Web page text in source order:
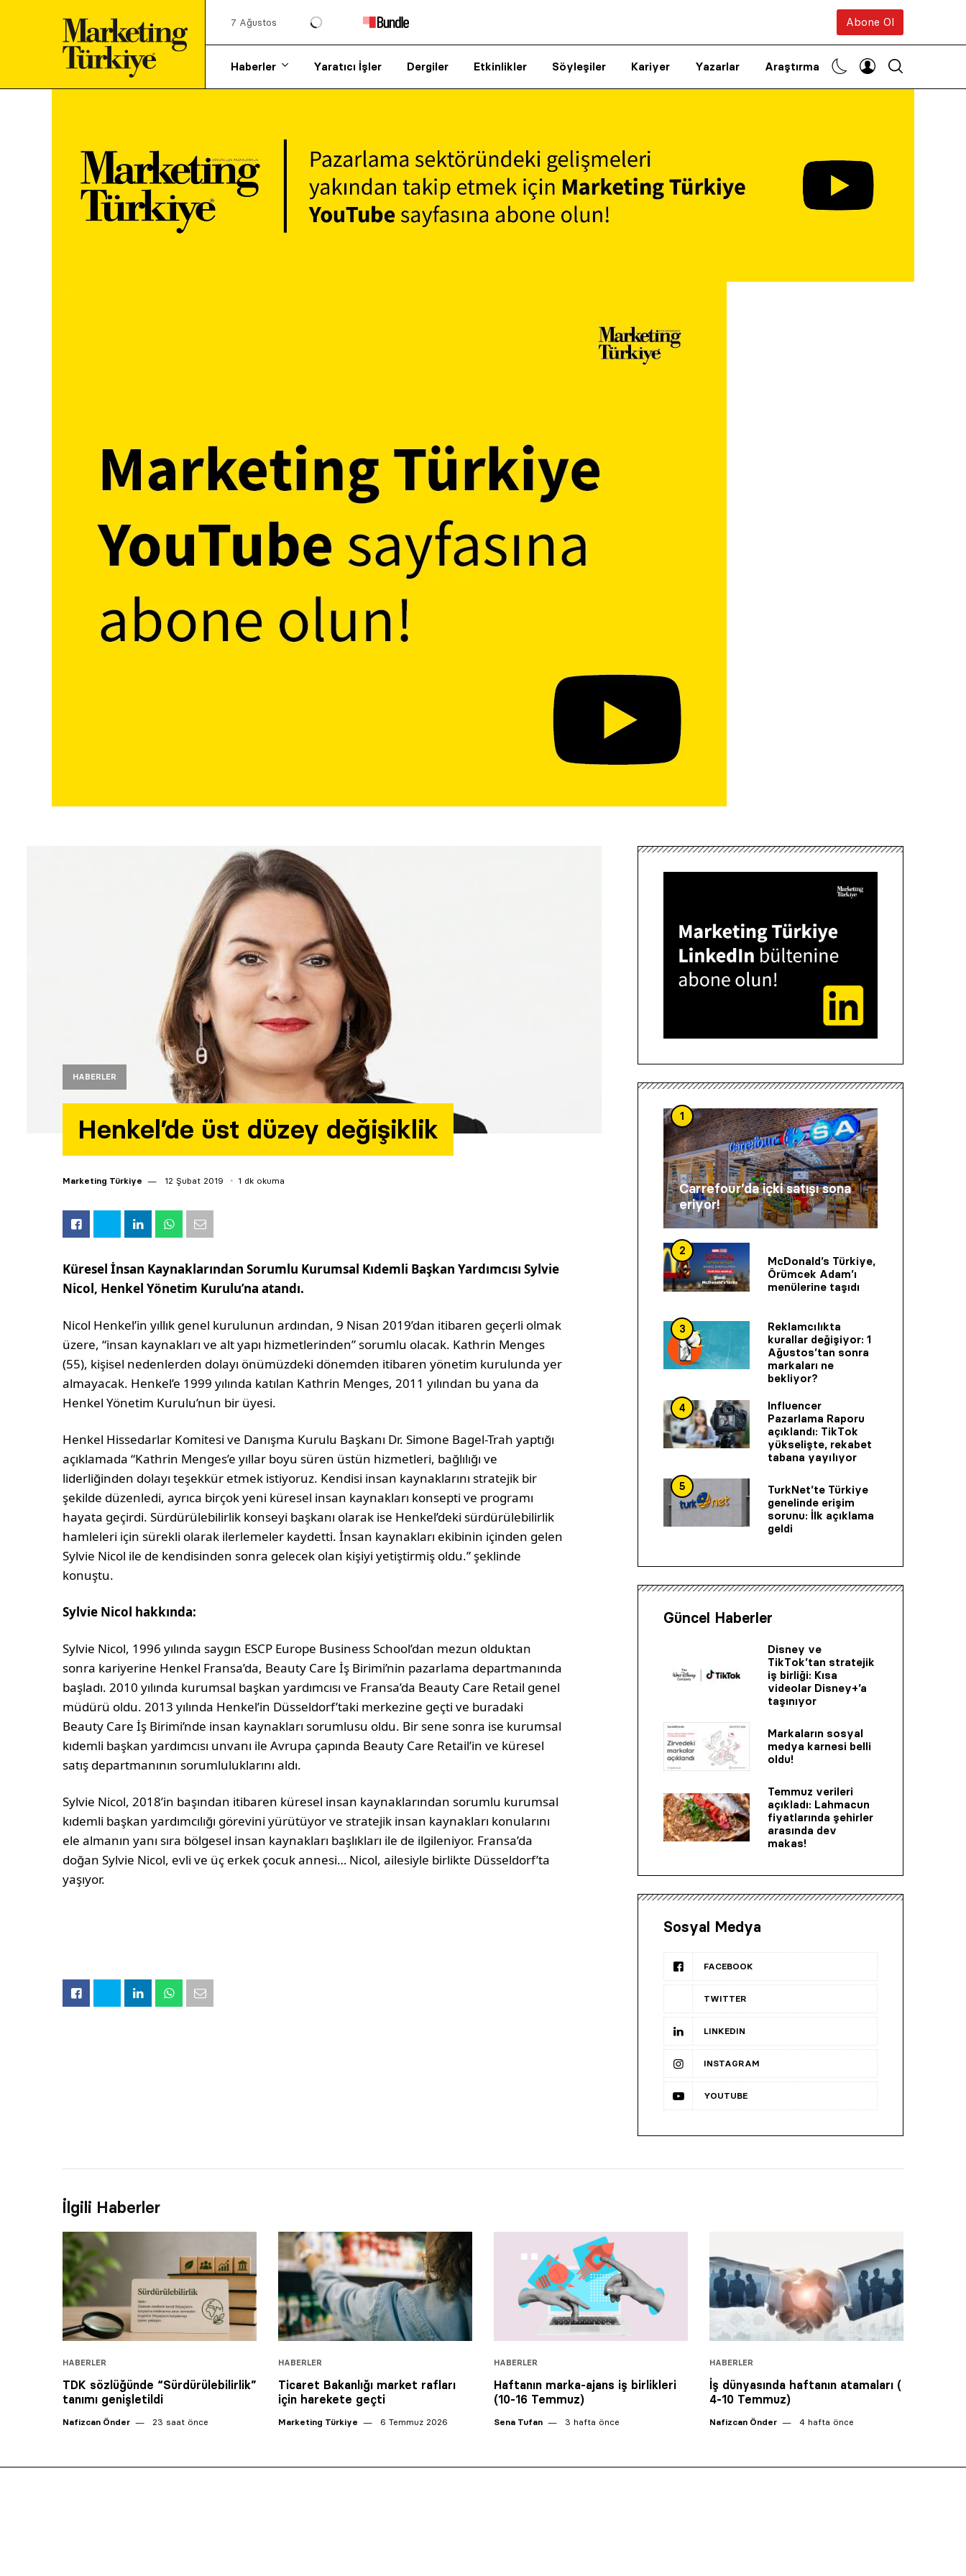
7 Ağustos Abone Ol
Haberler Yaratıcı İşler Dergiler Etkinlikler Söyleşiler Kariyer Yazarlar Araştırma
HABERLER
Henkel’de üst düzey değişiklik
Marketing Türkiye 12 Şubat 2019 1 dk okuma
Küresel İnsan Kaynaklarından Sorumlu Kurumsal Kıdemli Başkan Yardımcısı Sylvie
Nicol, Henkel Yönetim Kurulu’na atandı.
Nicol Henkel’in yıllık genel kurulunun ardından, 9 Nisan 2019’dan itibaren geçerli olmak
üzere, “insan kaynakları ve alt yapı hizmetlerinden” sorumlu olacak. Kathrin Menges
(55), kişisel nedenlerden dolayı önümüzdeki dönemden itibaren yönetim kurulunda yer
almayacak. Henkel’e 1999 yılında katılan Kathrin Menges, 2011 yılından bu yana da
Henkel Yönetim Kurulu’nun bir üyesi.
Henkel Hissedarlar Komitesi ve Danışma Kurulu Başkanı Dr. Simone Bagel-Trah yaptığı
açıklamada “Kathrin Menges’e yıllar boyu süren üstün hizmetleri, bağlılığı ve
liderliğinden dolayı teşekkür etmek istiyoruz. Kendisi insan kaynaklarını stratejik bir
şekilde düzenledi, ayrıca birçok yeni küresel insan kaynakları konsepti ve programı
hayata geçirdi. Sürdürülebilirlik konseyi başkanı olarak ise Henkel’deki sürdürülebilirlik
hamleleri için sürekli olarak ilerlemeler kaydetti. İnsan kaynakları ekibinin içinden gelen
Sylvie Nicol ile de kendisinden sonra gelecek olan kişiyi yetiştirmiş oldu.” şeklinde
konuştu.
Sylvie Nicol hakkında:
Sylvie Nicol, 1996 yılında saygın ESCP Europe Business School’dan mezun olduktan
sonra kariyerine Henkel Fransa’da, Beauty Care İş Birimi’nin pazarlama departmanında
başladı. 2010 yılında kurumsal başkan yardımcısı ve Fransa’da Beauty Care Retail genel
müdürü oldu. 2013 yılında Henkel’in Düsseldorf’taki merkezine geçti ve buradaki
Beauty Care İş Birimi’nde insan kaynakları sorumlusu oldu. Bir sene sonra ise kurumsal
kıdemli başkan yardımcısı unvanı ile Avrupa çapında Beauty Care Retail’in ve küresel
satış departmanının sorumluluklarını aldı.
Sylvie Nicol, 2018’in başından itibaren küresel insan kaynaklarından sorumlu kurumsal
kıdemli başkan yardımcılığı görevini yürütüyor ve stratejik insan kaynakları konularını
ele almanın yanı sıra bölgesel insan kaynakları başlıkları ile de ilgileniyor. Fransa’da
doğan Sylvie Nicol, evli ve üç erkek çocuk annesi… Nicol, ailesiyle birlikte Düsseldorf’ta
yaşıyor.
1
Carrefour’da içki satışı sona
eriyor!
2
McDonald’s Türkiye,
Örümcek Adam’ı
menülerine taşıdı
3
Reklamcılıkta
kurallar değişiyor: 1
Ağustos’tan sonra
markaları ne
bekliyor?
4
Influencer
Pazarlama Raporu
açıklandı: TikTok
yükselişte, rekabet
tabana yayılıyor
5
TurkNet’te Türkiye
genelinde erişim
sorunu: İlk açıklama
geldi
Güncel Haberler
Disney ve
TikTok’tan stratejik
iş birliği: Kısa
videolar Disney+’a
taşınıyor
Markaların sosyal
medya karnesi belli
oldu!
Temmuz verileri
açıkladı: Lahmacun
fiyatlarında şehirler
arasında dev
makas!
Sosyal Medya
FACEBOOK
TWITTER
LINKEDIN
INSTAGRAM
YOUTUBE
İlgili Haberler
HABERLER
TDK sözlüğünde “Sürdürülebilirlik”
tanımı genişletildi
Nafizcan Önder 23 saat önce
HABERLER
Ticaret Bakanlığı market rafları
için harekete geçti
Marketing Türkiye 6 Temmuz 2026
HABERLER
Haftanın marka-ajans iş birlikleri
(10-16 Temmuz)
Sena Tufan 3 hafta önce
HABERLER
İş dünyasında haftanın atamaları (
4-10 Temmuz)
Nafizcan Önder 4 hafta önce